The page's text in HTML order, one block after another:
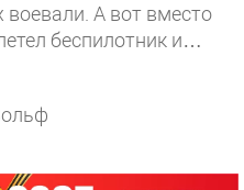
воевали. А вот вместо
беспилотник и…